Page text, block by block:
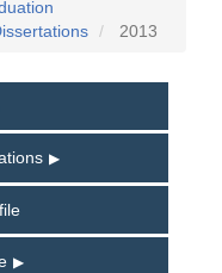
2013